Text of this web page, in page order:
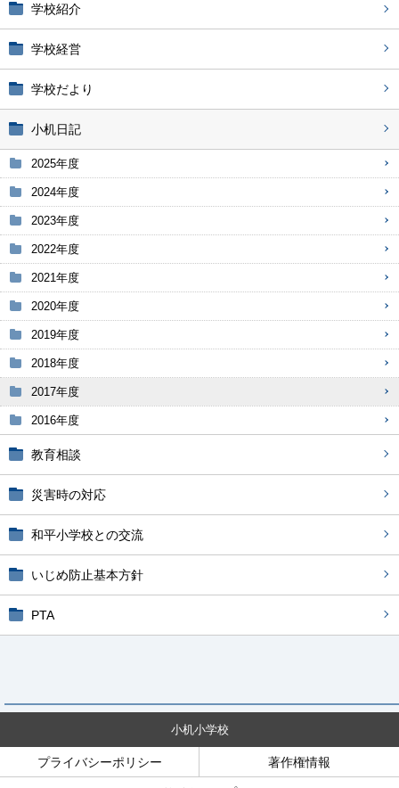
学校紹介
学校経営
学校だより
小机日記
2025年度
2024年度
2023年度
2022年度
2021年度
2020年度
2019年度
2018年度
2017年度
2016年度
教育相談
災害時の対応
和平小学校との交流
いじめ防止基本方針
PTA
小机小学校
プライバシーポリシー 著作権情報